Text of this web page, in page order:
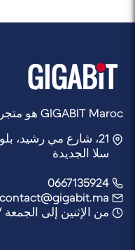
GIGABIT Maroc هو متجر تديره شركة Rocket Web
21، شارع مي رشيد، بلوك A، متجر 6,
سلا الجديدة
من الإثنين إلى الجمعة / 10:30 صباحًا - 21:30